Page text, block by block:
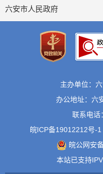
六安市人民政府
主办单位：
办公地址：六
联系电话
皖ICP备19012212号-1
皖公网安
本站已支持